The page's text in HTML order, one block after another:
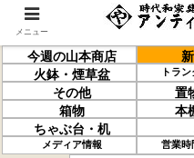
今週の山本商店
火鉢・煙草盆 トラ
その他 置
箱物
本
ちゃぶ台・机
メディア情報 営業時
インド製象ガン入キャビネット
メニュー